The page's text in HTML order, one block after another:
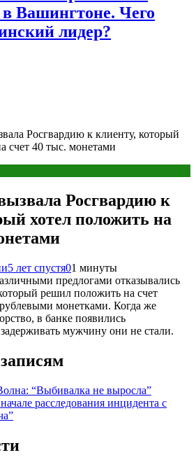
Вашингтоне. Чего
лидер?
Росгвардию к клиенту, который
счет 40 тыс. монетами
Росгвардию к
хотел положить на
5 лет спустя01 минуты
предлогами отказывались
решил положить на счет
монетками. Когда же
в банке появились
мужчину они не стали.
“Выбивалка не выросла”
расследования инцидента с